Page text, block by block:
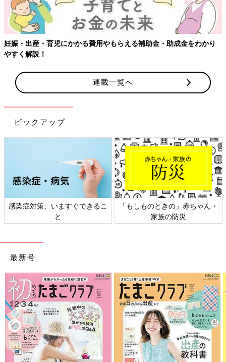
【ワクチン接種できるものも】妊婦の感染症対策、知っておいて！
連載一覧へ
ピックアップ
日本外来小児科学会リーフレッ
ト検討会
六星占術 細木かおりさんの人生
相談
最新号